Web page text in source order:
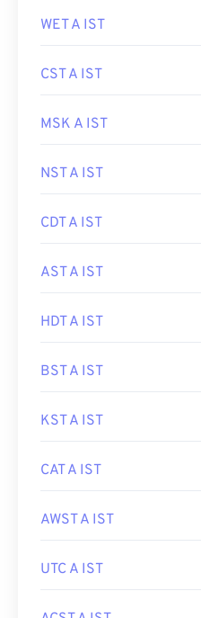
WET A IST
CST A IST
MSK A IST
NST A IST
CDT A IST
AST A IST
HDT A IST
BST A IST
KST A IST
CAT A IST
AWST A IST
UTC A IST